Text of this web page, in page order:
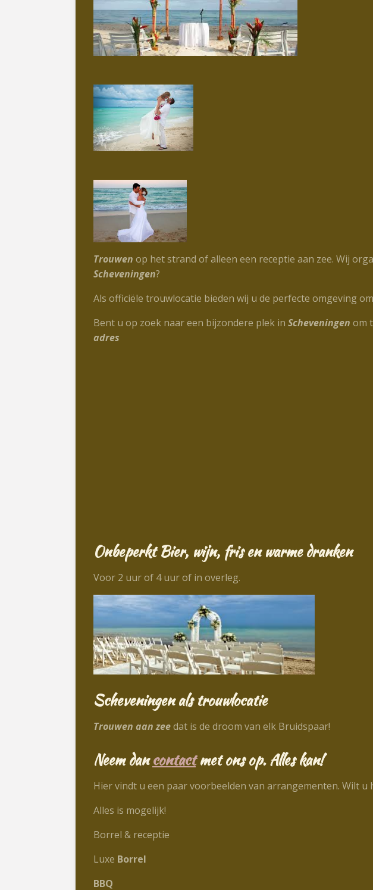
Trouwen op het strand of alleen een receptie aan zee. Wij
Scheveningen?
Als officiële trouwlocatie bieden wij u de perfecte omgeving
Bent u op zoek naar een bijzondere plek in Scheveningen om
adres
Onbeperkt Bier, wijn, fris en warme dranken
Voor 2 uur of 4 uur of in overleg.
Scheveningenals trouwlocatie
Trouwen aan zeedat is de droom van elk Bruidspaar!
Neem dancontactmet ons op. Alles kan!
Hier vindt u een paar voorbeelden van arrangementen. Wilt
Alles is mogelijk!
Borrel & receptie
Luxe Borrel
BBQ